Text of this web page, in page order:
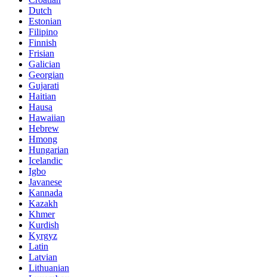
Dutch
Estonian
Filipino
Finnish
Frisian
Galician
Georgian
Gujarati
Haitian
Hausa
Hawaiian
Hebrew
Hmong
Hungarian
Icelandic
Igbo
Javanese
Kannada
Kazakh
Khmer
Kurdish
Kyrgyz
Latin
Latvian
Lithuanian